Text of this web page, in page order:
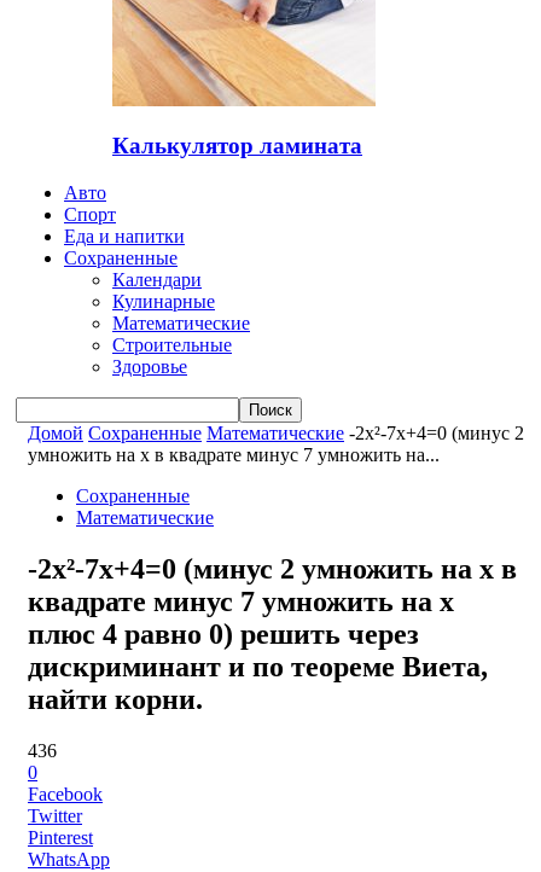
Калькулятор ламината
Авто
Спорт
Еда и напитки
Сохраненные
Календари
Кулинарные
Математические
Строительные
Здоровье
Домой Сохраненные Математические -2x²-7x+4=0 (минус 2
умножить на x в квадрате минус 7 умножить на...
Сохраненные
Математические
-2x²-7x+4=0 (минус 2 умножить на x в
квадрате минус 7 умножить на x
плюс 4 равно 0) решить через
дискриминант и по теореме Виета,
найти корни.
436
0
Facebook
Twitter
Pinterest
WhatsApp